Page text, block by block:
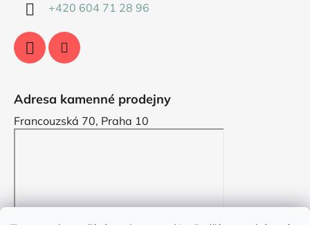
+420 604 71 28 96
Adresa kamenné prodejny
Francouzská 70, Praha 10